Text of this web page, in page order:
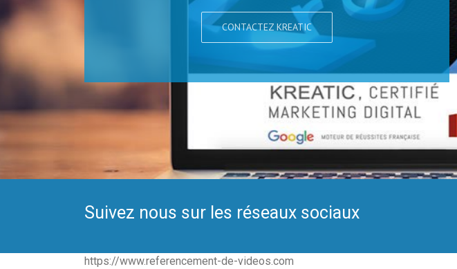
CONTACTEZ KREATIC
Suivez nous sur les réseaux sociaux
https://www.referencement-de-videos.com